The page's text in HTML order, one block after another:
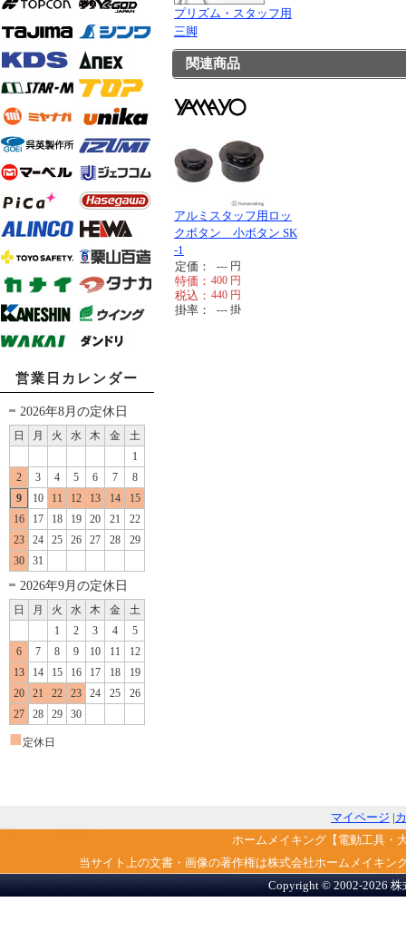
営業日カレンダー
2026年8月の定休日
日 月 火 水 木 金
土
1
2
3 4 5 6 7
8
9
10 11 12 13 14
15
16
17 18 19 20 21
22
23
24 25 26 27 28
29
30
31
2026年9月の定休日
日 月 火 水 木 金
土
1
2 3 4
5
6
7 8 9 10 11
12
13
14 15 16 17 18
19
20
21 22 23 24 25
26
27
28 29 30
■ 定休日
プリズム・スタッフ用
三脚
関連商品
アルミスタッフ用ロッ
クボタン 小ボタン SK
-1
定価：
--- 円
特価： 400 円
税込： 440 円
掛率： --- 掛
マイページ |
ホームメイキング【電動工具・
当サイト上の文書・画像の著作権は株式会社ホームメイキ
Copyright © 2002-2026